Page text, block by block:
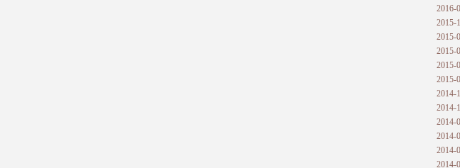
2016-
2015-
2015-
2015-
2015-
2015-
2014-
2014-
2014-
2014-
2014-
2014-